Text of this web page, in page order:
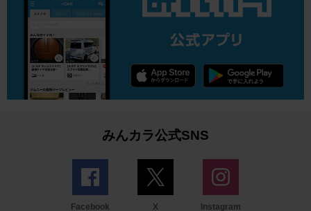
みんカラ公式SNS
Facebook X Instagram